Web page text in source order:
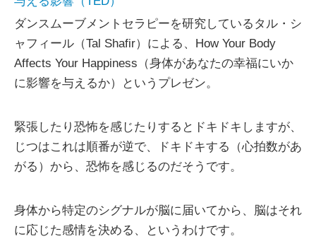
ダンスムーブメントセラピーを研究しているタル・シ
ャフィール（Tal Shafir）による、How Your Body
Affects Your Happiness（身体があなたの幸福にいか
に影響を与えるか）というプレゼン。
緊張したり恐怖を感じたりするとドキドキしますが、
じつはこれは順番が逆で、ドキドキする（心拍数があ
がる）から、恐怖を感じるのだそうです。
身体から特定のシグナルが脳に届いてから、脳はそれ
に応じた感情を決める、というわけです。